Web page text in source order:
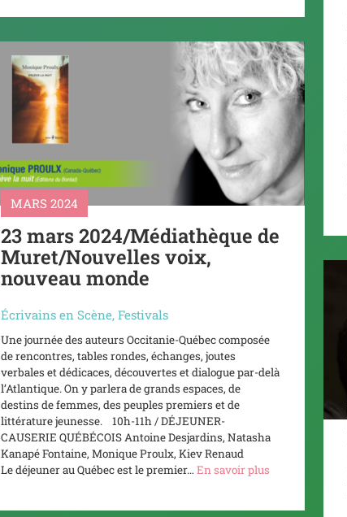
MARS 2024
23 mars 2024/Médiathèque de
Muret/Nouvelles voix,
nouveau monde
Écrivains en Scène, Festivals
Une journée des auteurs Occitanie-Québec composée
de rencontres, tables rondes, échanges, joutes
verbales et dédicaces, découvertes et dialogue par-delà
l’Atlantique. On y parlera de grands espaces, de
destins de femmes, des peuples premiers et de
littérature jeunesse. 10h-11h / DÉJEUNER-
CAUSERIE QUÉBÉCOIS Antoine Desjardins, Natasha
Kanapé Fontaine, Monique Proulx, Kiev Renaud
Le déjeuner au Québec est le premier… En savoir plus